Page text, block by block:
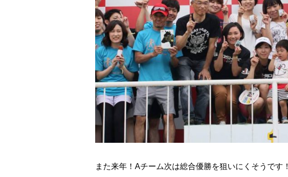
また来年！Aチーム次は総合優勝を狙いにくそうです！